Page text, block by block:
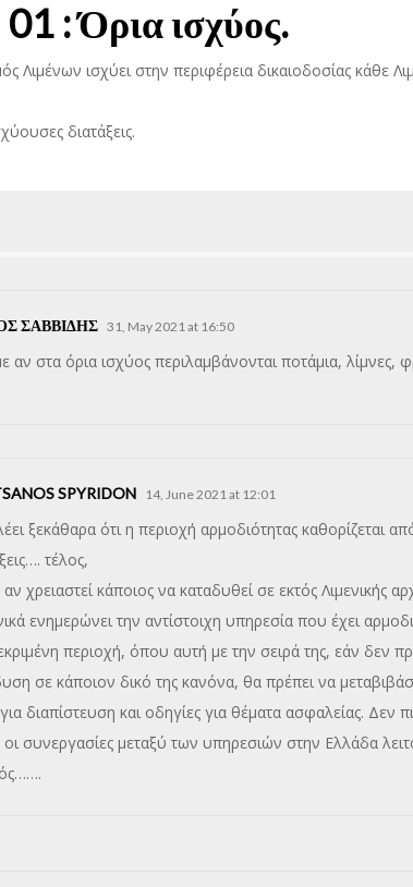
: Όρια ισχύος.
Λιμένων ισχύει στην περιφέρεια δικαιοδοσίας κάθε
διατάξεις.
ΣΑΒΒΙΔΗΣ 31, May 2021 at 16:50
αν στα όρια ισχύος περιλαμβάνονται ποτάμια, λίμνες,
SPYRIDON 14, June 2021 at 12:01
ξεκάθαρα ότι η περιοχή αρμοδιότητας καθορίζεται
τέλος,
χρειαστεί κάποιος να καταδυθεί σε εκτός Λιμενικής
ενημερώνει την αντίστοιχη υπηρεσία που έχει
περιοχή, όπου αυτή με την σειρά της, εάν δεν
σε κάποιον δικό της κανόνα, θα πρέπει να
διαπίστευση και οδηγίες για θέματα ασφαλείας. Δεν
οι συνεργασίες μεταξύ των υπηρεσιών στην Ελλάδα